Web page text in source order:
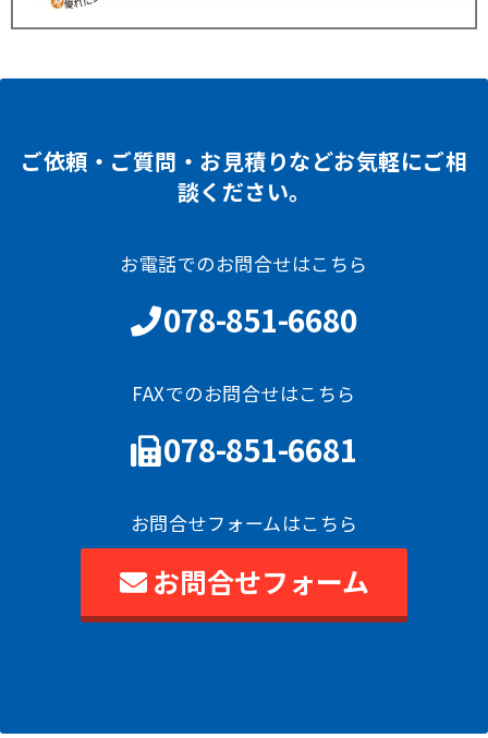
ご依頼・ご質問・お見積りなどお気軽にご相
談ください。
お電話でのお問合せはこちら
078-851-6680
FAXでのお問合せはこちら
078-851-6681
お問合せフォームはこちら
お問合せフォーム